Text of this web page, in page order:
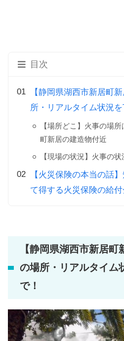
目次
【静岡県湖西市新居町
所・リアルタイム状況を
【場所どこ】火事の場
町新居の建造物付近
【現場の状況】火事の
【火災保険の本当の話
て得する火災保険の給付
【静岡県湖西市新居
の場所・リアルタイム
で！